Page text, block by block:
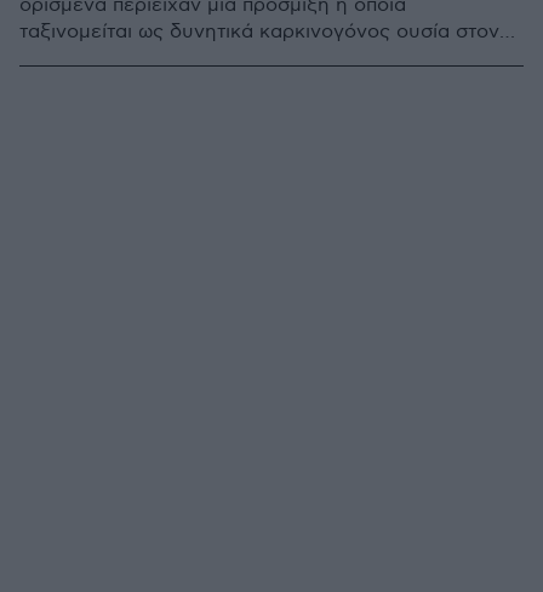
ορισμένα περιείχαν μια πρόσμιξη η οποία
ταξινομείται ως δυνητικά καρκινογόνος ουσία στον